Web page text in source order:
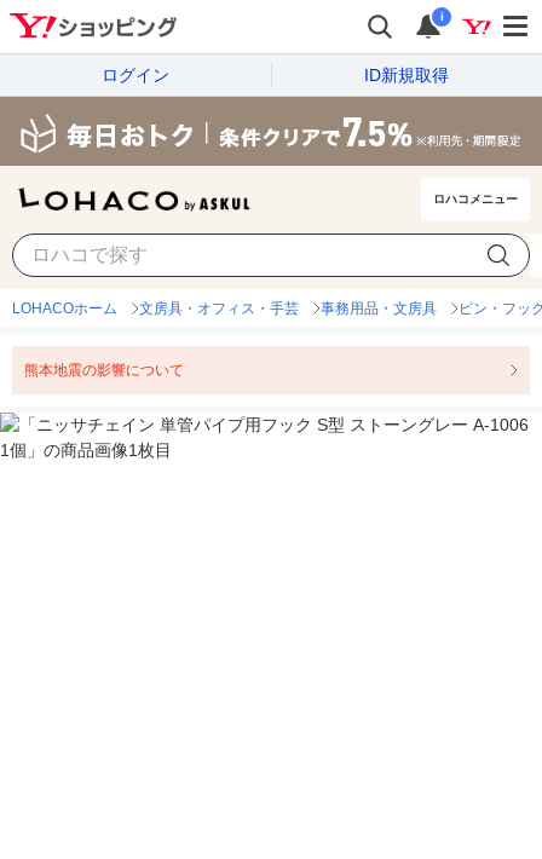
i
ログイン ID新規取得
ロハコメニュー
LOHACOホーム 文房具・オフィス・手芸 事務用品・文房具 ピン・フッ
熊本地震の影響について